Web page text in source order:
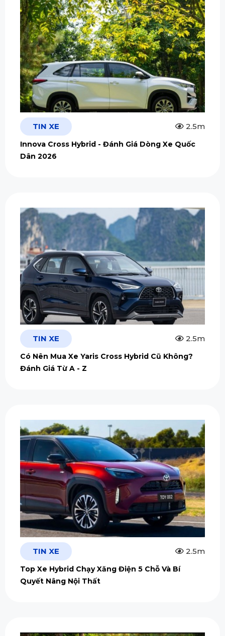
TIN XE 2.5m
Innova Cross Hybrid - Đánh Giá Dòng Xe Quốc
Dân 2026
TIN XE 2.5m
Có Nên Mua Xe Yaris Cross Hybrid Cũ Không?
Đánh Giá Từ A - Z
TIN XE 2.5m
Top Xe Hybrid Chạy Xăng Điện 5 Chỗ Và Bí
Quyết Nâng Nội Thất